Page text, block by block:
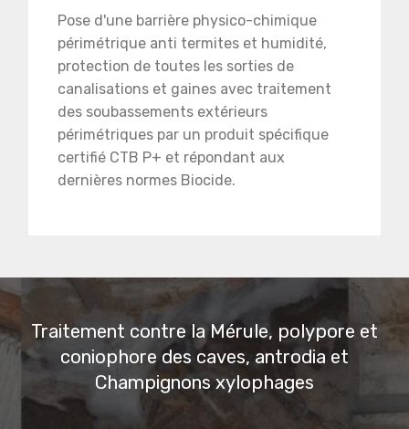
Pose d'une barrière physico-chimique
périmétrique anti termites et humidité,
protection de toutes les sorties de
canalisations et gaines avec traitement
des soubassements extérieurs
périmétriques par un produit spécifique
certifié CTB P+ et répondant aux
dernières normes Biocide.
Traitement contre la Mérule, polypore et
coniophore des caves, antrodia et
Champignons xylophages